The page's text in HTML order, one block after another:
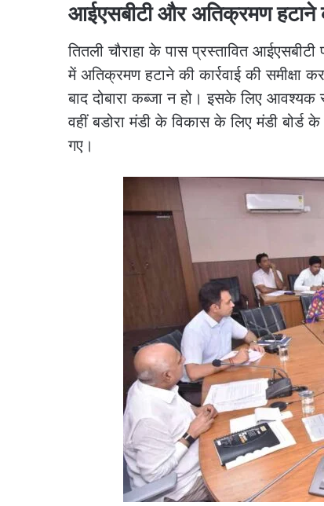
आईएसबीटी और अतिक्रमण हटाने
तितली चौराहा के पास प्रस्तावित
में अतिक्रमण हटाने की कार्रवाई की समीक्षा
बाद दोबारा कब्जा न हो। इसके लिए आवश्यक
वहीं बडोरा मंडी के विकास के लिए मंडी बोर्ड
गए।